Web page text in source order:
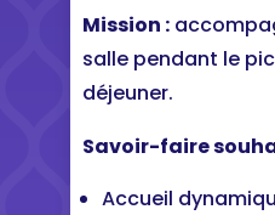
Mission :
salle pendant le
déjeuner.
Savoir-faire
Accueil